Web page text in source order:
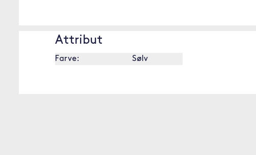
Attribut
Farve: Sølv